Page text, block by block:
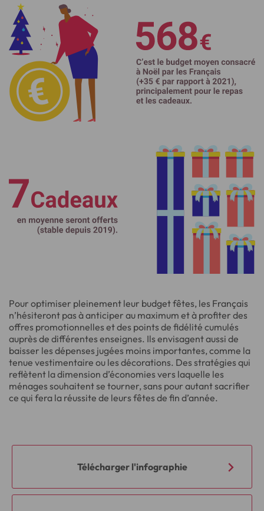
Pour optimiser pleinement leur budget fêtes, les Français
n’hésiteront pas à anticiper au maximum et à profiter des
offres promotionnelles et des points de fidélité cumulés
auprès de différentes enseignes. Ils envisagent aussi de
baisser les dépenses jugées moins importantes, comme la
tenue vestimentaire ou les décorations. Des stratégies qui
reflètent la dimension d’économies vers laquelle les
ménages souhaitent se tourner, sans pour autant sacrifier
ce qui fera la réussite de leurs fêtes de fin d’année.
Télécharger l'infographie